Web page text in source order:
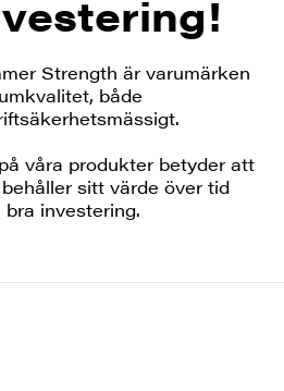
Strength är varumärken
både
våra produkter betyder att
sitt värde över tid
investering.